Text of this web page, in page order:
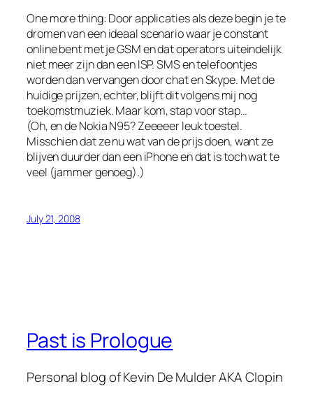
One more thing: Door applicaties als deze begin je te
dromen van een ideaal scenario waar je constant
online bent met je GSM en dat operators uiteindelijk
niet meer zijn dan een ISP. SMS en telefoontjes
worden dan vervangen door chat en Skype. Met de
huidige prijzen, echter, blijft dit volgens mij nog
toekomstmuziek. Maar kom, stap voor stap…
(Oh, en de Nokia N95? Zeeeeer leuk toestel.
Misschien dat ze nu wat van de prijs doen, want ze
blijven duurder dan een iPhone en dat is toch wat te
veel (jammer genoeg).)
July 21, 2008
Past is Prologue
Personal blog of Kevin De Mulder AKA Clopin